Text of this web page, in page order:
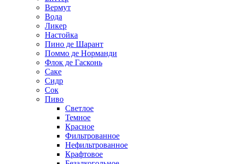
Вермут
Вода
Ликер
Настойка
Пино де Шарант
Поммо де Норманди
Флок де Гасконь
Саке
Сидр
Сок
Пиво
Светлое
Темное
Красное
Фильтрованное
Нефильтрованное
Крафтовое